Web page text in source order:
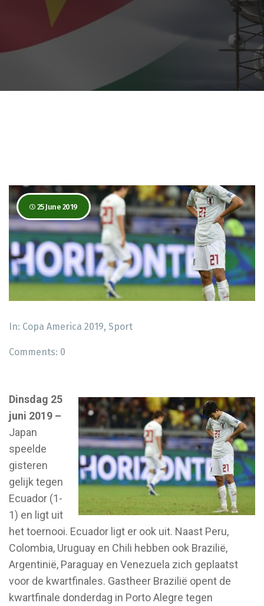
25 June 2019
In: Copa America 2019, Sport
Comments: 0
Dinsdag 25
juni 2019 –
Japan
speelde
gisteren
gelijk tegen
Ecuador (1-
1) en ligt uit
het toernooi. Ecuador ligt er ook uit. Naast Peru,
Colombia, Uruguay en Chili hebben ook Brazilië,
Argentinië, Paraguay en Venezuela zich geplaatst
voor de kwartfinales. Gastheer Brazilië opent de
kwartfinale donderdag in Porto Alegre tegen